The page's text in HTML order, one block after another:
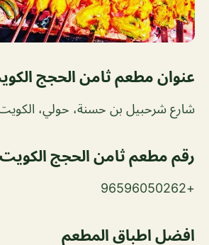
عنوان مطعم ثامن الحجج
شارع شرحبيل بن حسنة، حولي،
رقم مطعم ثامن الحجج الكويت
+96596050262
افضل اطباق المطعم